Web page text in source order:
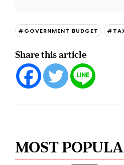
#GOVERNMENT BUDGET
Share this article
MOST